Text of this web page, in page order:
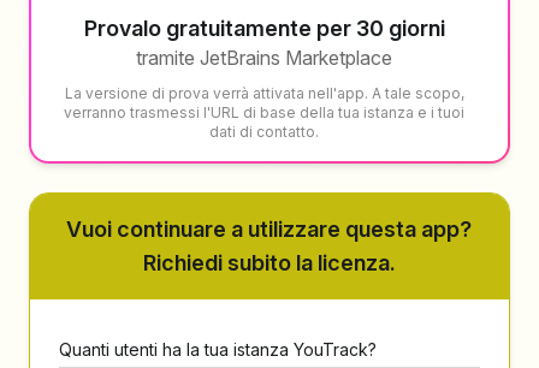
Provalo gratuitamente per 30 giorni
tramite JetBrains Marketplace
La versione di prova verrà attivata nell'app. A tale scopo,
verranno trasmessi l'URL di base della tua istanza e i tuoi
dati di contatto.
Vuoi continuare a utilizzare questa app?
Richiedi subito la licenza.
Quanti utenti ha la tua istanza YouTrack?